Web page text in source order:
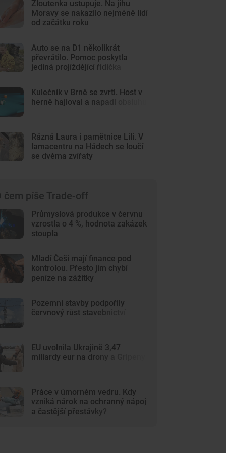
Žloutenka ustupuje. Na jihu
Moravy se nakazilo nejméně lidí
od začátku roku
Auto se na D1 několikrát
převrátilo. Pomoc poskytla
jediná projíždějící řidička
Kulečník v Brně se zvrtl. Host v
herně hajloval a napadl obsluhu
Rázná Laura i pamětnice Lili. V
lamacentru na Hádech se loučí
se dvěma zvířaty
čem píše Trade-off
Průmyslová produkce v červnu
vzrostla o 4 %, hodnota zakázek
stoupla
Mladí Češi mají finance pod
kontrolou. Přesto jim chybí
peníze na zážitky
Pozemní stavby podpořily
červnový růst stavebnictví
EU uvolnila Ukrajině 3,47
miliardy eur na drony a Gripeny
Práce v úmorném vedru. Kdy
vzniká nárok na ochranný nápoj
a častější přestávky?